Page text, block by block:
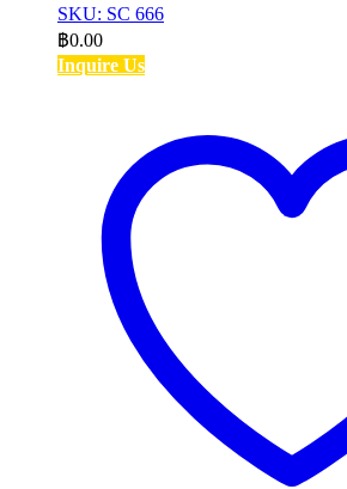
SKU: SC 666
฿0.00
Inquire Us